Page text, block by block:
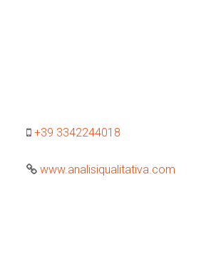
+39 3342244018
www.analisiqualitativa.com